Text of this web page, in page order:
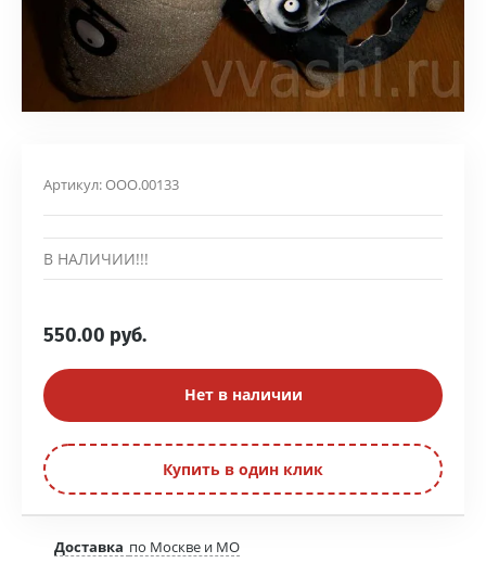
Артикул:ООО.00133
В НАЛИЧИИ!!!
550.00 руб.
Нет в наличии
Купить в один клик
Доставка по Москве и МО